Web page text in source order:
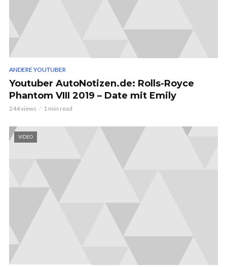
ANDERE YOUTUBER
Youtuber AutoNotizen.de: Rolls-Royce
Phantom VIII 2019 – Date mit Emily
244 views 1 min read
VIDEO